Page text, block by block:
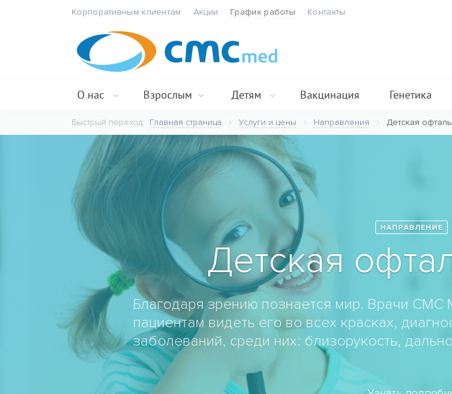
Корпоративным клиентам Акции График работы Контакты
О нас Взрослым Детям Вакцинация Генетика
Быстрый переход: Главная страница Услуги и цены Направления Детская
НАПРАВЛЕНИЕ
Детская
Благодаря зрению познается мир. Врачи CMC
пациентам видеть его во всех красках,
заболеваний, среди них: близорукость,